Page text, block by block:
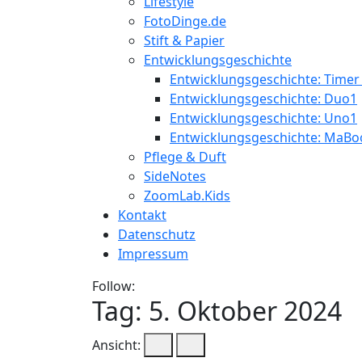
FotoDinge.de
Stift & Papier
Entwicklungsgeschichte
Entwicklungsgeschichte: Timer
Entwicklungsgeschichte: Duo1
Entwicklungsgeschichte: Uno1
Entwicklungsgeschichte:
Pflege & Duft
SideNotes
ZoomLab.Kids
Kontakt
Datenschutz
Impressum
Follow:
Tag: 5. Oktober 2024
Ansicht: